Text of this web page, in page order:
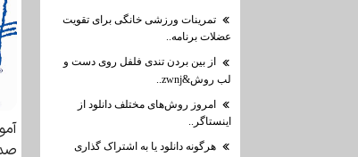
تمرینات ورزشی خانگی برای تقویت
عضلات برنامه..
از بین بردن تندی فلفل روی دست و
لب روش&zwnj..
امروز روش‌های مختلف دانلود از
اینستاگر..
هرگونه دانلود یا به اشتراک گذاری